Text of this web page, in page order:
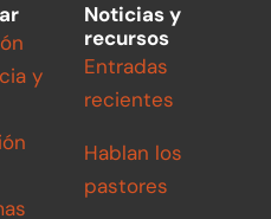
y
Noticias y
recursos
Entradas
recientes
Hablan los
pastores